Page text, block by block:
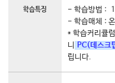
학습특징
- 학습방법 :
- 학습매체 :
* 학습커리큘
니 PC(데스크
립니다.